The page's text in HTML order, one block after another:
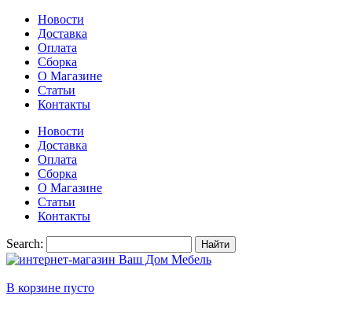
Новости
Доставка
Оплата
Сборка
О Магазине
Статьи
Контакты
Новости
Доставка
Оплата
Сборка
О Магазине
Статьи
Контакты
Search: Найти
В корзине пусто